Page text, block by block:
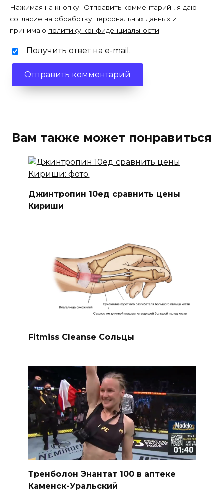
Нажимая на кнопку "Отправить комментарий", я даю
согласие на обработку персональных данных и
принимаю политику конфиденциальности.
Получить ответ на e-mail.
Вам также может понравиться
Джинтропин 10ед сравнить цены
Кириши
Fitmiss Cleanse Сольцы
Тренболон Энантат 100 в аптеке
Каменск-Уральский